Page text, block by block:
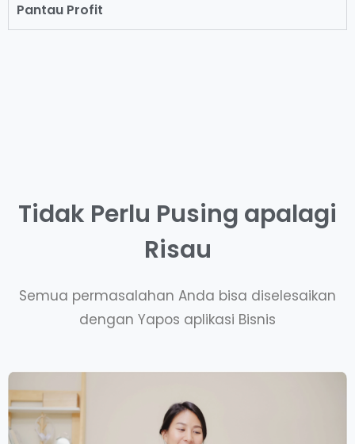
Pantau Profit
Tidak Perlu Pusing apalagi
Risau
Semua permasalahan Anda bisa diselesaikan
dengan Yapos aplikasi Bisnis